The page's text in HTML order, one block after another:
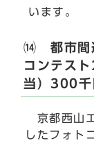
います。
⒁ 都市間
コンテス
当）300千
京都西山
したフォト